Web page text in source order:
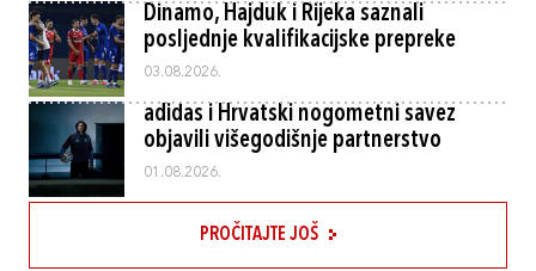
Dinamo, Hajduk i Rijeka saznali
posljednje kvalifikacijske prepreke
03.08.2026.
adidas i Hrvatski nogometni savez
objavili višegodišnje partnerstvo
01.08.2026.
PROČITAJTE JOŠ